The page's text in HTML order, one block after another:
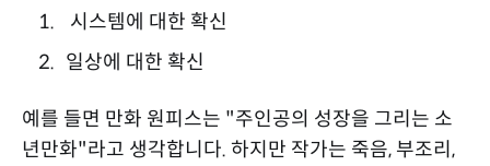
시스템에 대한 확신
일상에 대한 확신
예를 들면 만화 원피스는 "주인공의 성장을 그리는 소
년만화"라고 생각합니다. 하지만 작가는 죽음, 부조리,